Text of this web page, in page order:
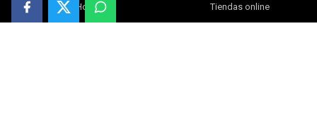
Hogar Tiendas online